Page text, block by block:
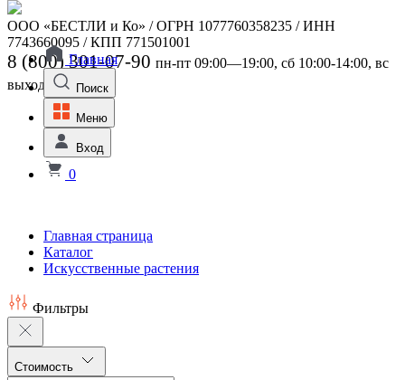
ООО «БЕСТЛИ и Ко» / ОГРН 1077760358235 / ИНН
7743660095 / КПП 771501001
8 (800) 301-07-90 пн-пт 09:00—19:00, сб 10:00-14:00, вс
выходной
Главная
Поиск
Меню
Вход
0
Главная страница
Каталог
Искусственные растения
Фильтры
Стоимость